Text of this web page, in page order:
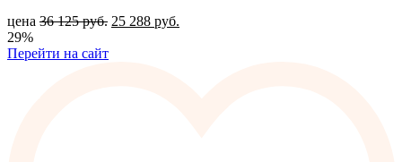
цена 36 125руб. 25 288 руб.
29%
Перейти на сайт